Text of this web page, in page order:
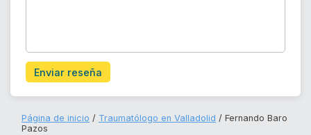
Enviar reseña
Página de inicio Traumatólogo en Valladolid
Fernando Baro
Pazos